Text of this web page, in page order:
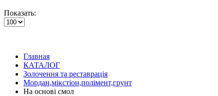
Показать:
Главная
КАТАЛОГ
Золочення та реставрація
Мордан,мікстіон,полімент,грунт
На основі смол